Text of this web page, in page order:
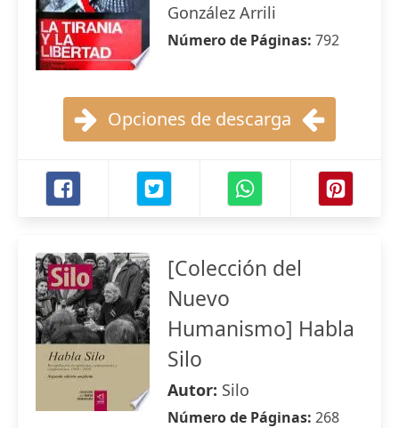
González Arrili
Número de Páginas: 792
Opciones de descarga
[Colección del
Nuevo
Humanismo] Habla
Silo
Autor: Silo
Número de Páginas: 268